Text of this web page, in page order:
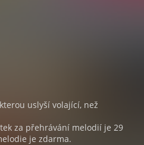
uslyší volající, než
za přehrávání melodií je 29
je zdarma.